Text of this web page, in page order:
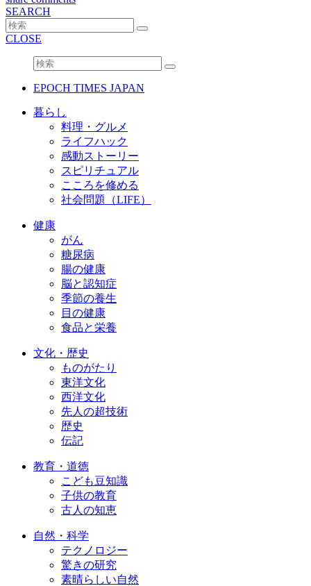
SEARCH
CLOSE
EPOCH TIMES JAPAN
暮らし
料理・グルメ
ライフハック
感動ストーリー
スピリチュアル
こころを修める
社会問題（LIFE）
健康
がん
糖尿病
腸の健康
脳と認知症
季節の養生
目の健康
食品と栄養
文化・歴史
ものがたり
東洋文化
西洋文化
先人の超技術
歴史
伝記
教育・道徳
こども豆知識
子供の教育
古人の知恵
自然・科学
テクノロジー
驚きの研究
素晴らしい自然